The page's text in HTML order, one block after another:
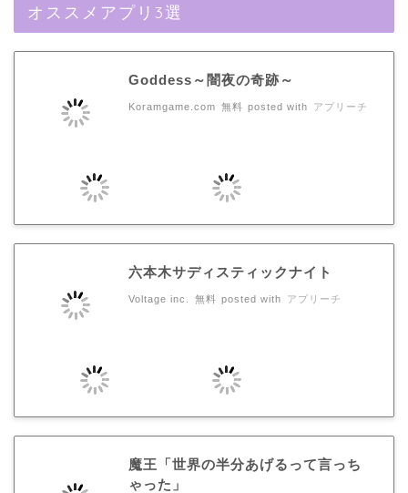
オススメアプリ3選
Goddess～闇夜の奇跡～
Koramgame.com 無料 posted with アプリーチ
六本木サディスティックナイト
Voltage inc. 無料 posted with アプリーチ
魔王「世界の半分あげるって言っち
ゃった」